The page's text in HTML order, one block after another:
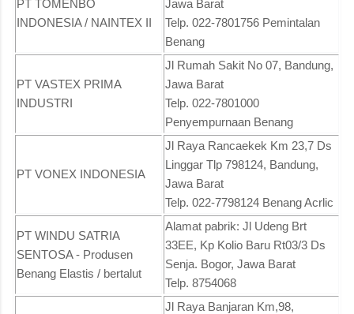
PT TOMENBO
INDONESIA / NAINTEX II
Jawa Barat
Telp. 022-7801756 Pemintalan
Benang
PT VASTEX PRIMA
INDUSTRI
Jl Rumah Sakit No 07, Bandung,
Jawa Barat
Telp. 022-7801000
Penyempurnaan Benang
PT VONEX INDONESIA
Jl Raya Rancaekek Km 23,7 Ds
Linggar Tlp 798124, Bandung,
Jawa Barat
Telp. 022-7798124 Benang Acrlic
PT WINDU SATRIA
SENTOSA - Produsen
Benang Elastis / bertalut
Alamat pabrik: Jl Udeng Brt
33EE, Kp Kolio Baru Rt03/3 Ds
Senja. Bogor, Jawa Barat
Telp. 8754068
Jl Raya Banjaran Km,98,